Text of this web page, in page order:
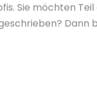
Sie möchten Teil
Dann